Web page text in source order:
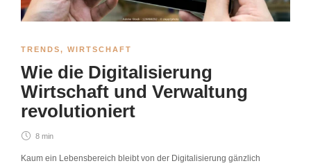
TRENDS, WIRTSCHAFT
Wie die Digitalisierung
Wirtschaft und Verwaltung
revolutioniert
8 min
Kaum ein Lebensbereich bleibt von der Digitalisierung gänzlich